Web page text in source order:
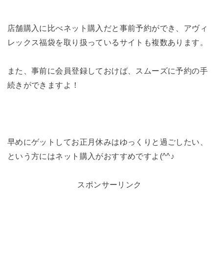
店舗購入に比べネット購入だと事前予約ができ、アヴィ
レックス福袋を取り扱っているサイトも複数あります。
また、事前に会員登録しておけば、スムーズに予約の手
続きができますよ！
早めにゲットしてお正月休みはゆっくりと過ごしたい、
という方にはネット購入がおすすめですよ(^^♪
スポンサーリンク